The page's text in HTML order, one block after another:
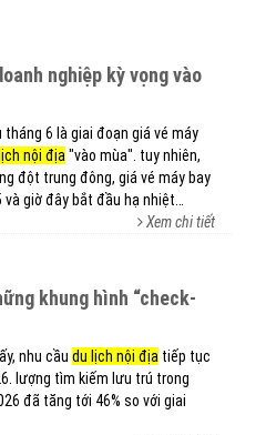
6 là giai đoạn giá vé máy
nội địa "vào mùa". tuy nhiên,
đột trung đông, giá vé máy bay
giờ đây bắt đầu hạ nhiệt…
Xem chi tiết
nhu cầu du lịch nội địa tiếp tục
lượng tìm kiếm lưu trú trong
đã tăng tới 46% so với giai